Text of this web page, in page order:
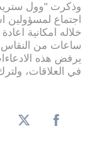
وذكرت "وول
اجتماع لمسؤولين
خلاله امكانية
ساعات من
يرفض هذه
في العلاقات،